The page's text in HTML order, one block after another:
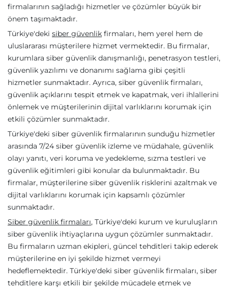
firmalarının sağladığı hizmetler ve çözümler büyük bir
önem taşımaktadır.
Türkiye'deki siber güvenlik firmaları, hem yerel hem de
uluslararası müşterilere hizmet vermektedir. Bu firmalar,
kurumlara siber güvenlik danışmanlığı, penetrasyon testleri,
güvenlik yazılımı ve donanımı sağlama gibi çeşitli
hizmetler sunmaktadır. Ayrıca, siber güvenlik firmaları,
güvenlik açıklarını tespit etmek ve kapatmak, veri ihlallerini
önlemek ve müşterilerinin dijital varlıklarını korumak için
etkili çözümler sunmaktadır.
Türkiye'deki siber güvenlik firmalarının sunduğu hizmetler
arasında 7/24 siber güvenlik izleme ve müdahale, güvenlik
olayı yanıtı, veri koruma ve yedekleme, sızma testleri ve
güvenlik eğitimleri gibi konular da bulunmaktadır. Bu
firmalar, müşterilerine siber güvenlik risklerini azaltmak ve
dijital varlıklarını korumak için kapsamlı çözümler
sunmaktadır.
Siber güvenlik firmaları, Türkiye'deki kurum ve kuruluşların
siber güvenlik ihtiyaçlarına uygun çözümler sunmaktadır.
Bu firmaların uzman ekipleri, güncel tehditleri takip ederek
müşterilerine en iyi şekilde hizmet vermeyi
hedeflemektedir. Türkiye'deki siber güvenlik firmaları, siber
tehditlere karşı etkili bir şekilde mücadele etmek ve